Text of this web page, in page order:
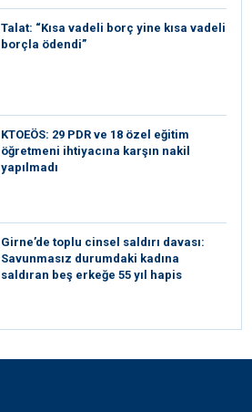
Talat: “Kısa vadeli borç yine kısa vadeli
borçla ödendi”
KTOEÖS: 29 PDR ve 18 özel eğitim
öğretmeni ihtiyacına karşın nakil
yapılmadı
Girne’de toplu cinsel saldırı davası:
Savunmasız durumdaki kadına
saldıran beş erkeğe 55 yıl hapis